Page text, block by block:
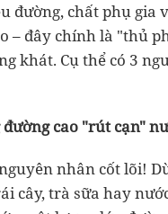
đường, chất phụ gia
– đây chính là "thủ
khát. Cụ thể có 3
cao "rút cạn"
nhân cốt lõi!
cây, trà sữa hay